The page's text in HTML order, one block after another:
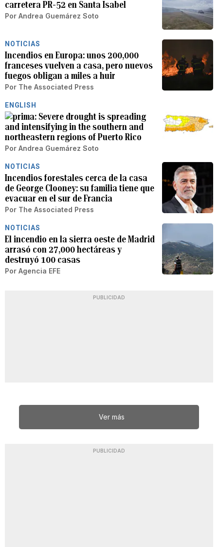
carretera PR-52 en Santa Isabel
Por Andrea Guemárez Soto
NOTICIAS
Incendios en Europa: unos 200,000
franceses vuelven a casa, pero nuevos
fuegos obligan a miles a huir
Por The Associated Press
ENGLISH
Severe drought is spreading
and intensifying in the southern and
northeastern regions of Puerto Rico
Por Andrea Guemárez Soto
NOTICIAS
Incendios forestales cerca de la casa
de George Clooney: su familia tiene que
evacuar en el sur de Francia
Por The Associated Press
NOTICIAS
El incendio en la sierra oeste de Madrid
arrasó con 27,000 hectáreas y
destruyó 100 casas
Por Agencia EFE
PUBLICIDAD
Ver más
PUBLICIDAD